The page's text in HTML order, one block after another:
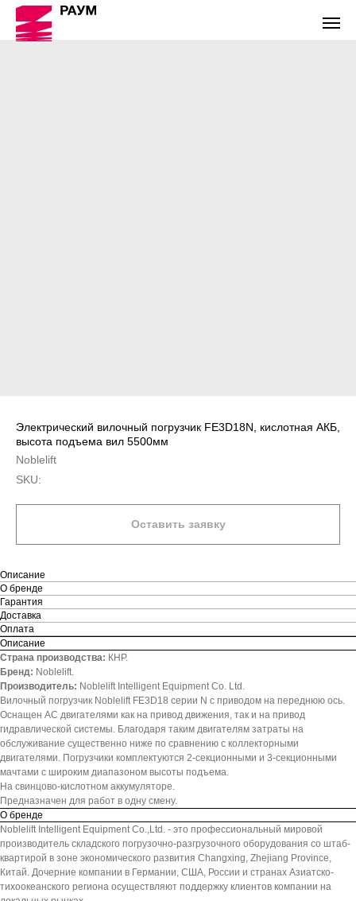
Электрический вилочный погрузчик FE3D18N, кислотная АКБ,
высота подъема вил 5500мм
Noblelift
SKU:
Оставить заявку
Описание
О бренде
Гарантия
Доставка
Оплата
Описание
Страна производства: КНР.
Бренд: Noblelift.
Производитель: Noblelift Intelligent Equipment Co. Ltd.
Вилочный погрузчик Noblelift FE3D18 серии N с приводом на переднюю ось.
Оснащен АС двигателями как на привод движения, так и на привод
гидравлической системы. Благодаря таким двигателям затраты на
обслуживание существенно ниже по сравнению с коллекторными
двигателями. Погрузчики комплектуются 2-секционными и 3-секционными
мачтами с широким диапазоном высоты подъема.
На свинцово-кислотном аккумуляторе.
Предназначен для работ в одну смену.
О бренде
Noblelift Intelligent Equipment Co.,Ltd. - это профессиональный мировой
производитель складского погрузочно-разгрузочного оборудования со штаб-
квартирой в зоне экономического развития Changxing, Zhejiang Province,
Китай. Дочерние компании в Германии, США, России и странах Азиатско-
тихоокеанского региона осуществляют поддержку клиентов компании на